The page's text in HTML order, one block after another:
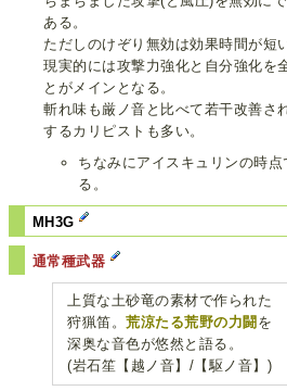
ある。
ただしのけぞり無効は効果時間が短
現実的には攻撃力強化と自分強化を
とがメインとなる。
斬れ味も厳ノ音と比べて若干改善さ
するカリピストも多い。
ちなみにアイスキュリンの時点
る。
MH3G
通常種武器
上質な土砂竜の素材で作られた
狩猟笛。荒涼たる荒野の力闘 を
深奥な音色が悠然と語る。
(岩石笙【越ノ音】/【駆ノ音】)